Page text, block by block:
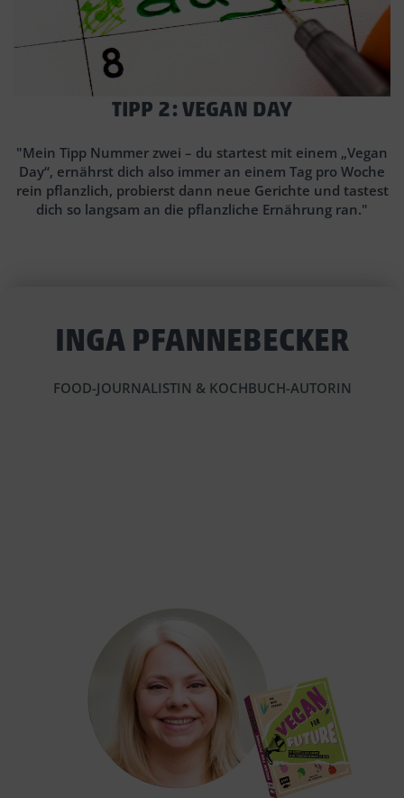
TIPP 2: VEGAN DAY
"Mein Tipp Nummer zwei – du startest mit einem „Vegan
Day“, ernährst dich also immer an einem Tag pro Woche
rein pflanzlich, probierst dann neue Gerichte und tastest
dich so langsam an die pflanzliche Ernährung ran."
INGA PFANNEBECKER
FOOD-JOURNALISTIN & KOCHBUCH-AUTORIN